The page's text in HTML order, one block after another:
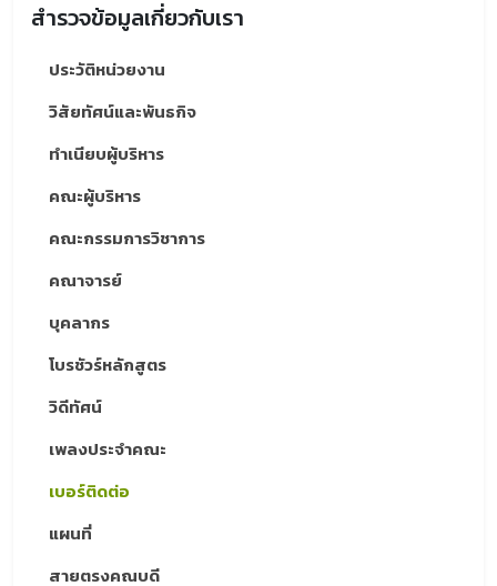
สำรวจข้อมูลเกี่ยวกับเรา
ประวัติหน่วยงาน
วิสัยทัศน์และพันธกิจ
ทำเนียบผู้บริหาร
คณะผู้บริหาร
คณะกรรมการวิชาการ
คณาจารย์
บุคลากร
โบรชัวร์หลักสูตร
วิดีทัศน์
เพลงประจำคณะ
เบอร์ติดต่อ
แผนที่
สายตรงคณบดี